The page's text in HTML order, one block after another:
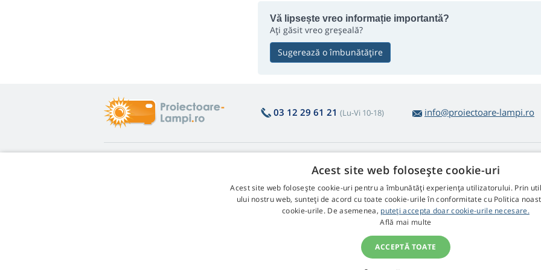
Vă lipsește vreo informație importantă?
Ați găsit vreo greșeală?
Sugerează o îmbunătățire
03 12 29 61 21 (Lu-Vi 10-18) info@proiectoare-lampi.ro
Returnarea și reclamațiile
Returnare simplă a produselor
Condiții Comerciale
Contact
GDPR
Acest site web folosește cookie-uri
Acest site web folosește cookie-uri pentru a îmbunătăți experiența utilizatorului. Prin
ului nostru web, sunteți de acord cu toate cookie-urile în conformitate cu Politica
cookie-urile. De asemenea, puteți accepta doar cookie-urile necesare.
Află mai multe
ACCEPTĂ TOATE